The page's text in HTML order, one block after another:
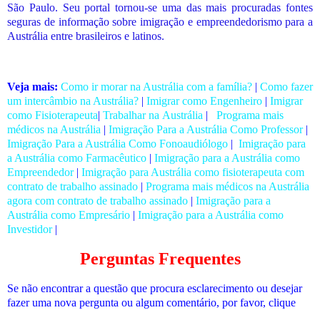
São Paulo. Seu portal tornou-se uma das mais procuradas fontes
seguras de informação sobre imigração e empreendedorismo para a
Austrália entre brasileiros e latinos.
Veja mais: Como ir morar na Austrália com a família? | Como fazer
um intercâmbio na Austrália? | Imigrar como Engenheiro | Imigrar
como Fisioterapeuta| Trabalhar na Austrália |
Programa mais
médicos na Austrália | Imigração Para a Austrália Como Professor|
Imigração Para a Austrália Como Fonoaudiólogo | Imigração para
a Austrália como Farmacêutico | Imigração para a Austrália como
Empreendedor| Imigração para Austrália como fisioterapeuta com
contrato de trabalho assinado | Programa mais médicos na Austrália
agora com contrato de trabalho assinado | Imigração para a
Austrália como Empresário | Imigração para a Austrália como
Investidor|
Perguntas Frequentes
Se não encontrar a questão que procura esclarecimento ou desejar
fazer uma nova pergunta ou algum comentário, por favor, clique